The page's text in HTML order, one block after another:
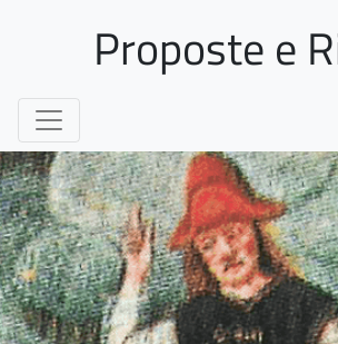
Proposte e